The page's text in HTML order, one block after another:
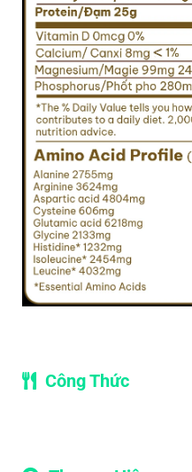
Công Thức